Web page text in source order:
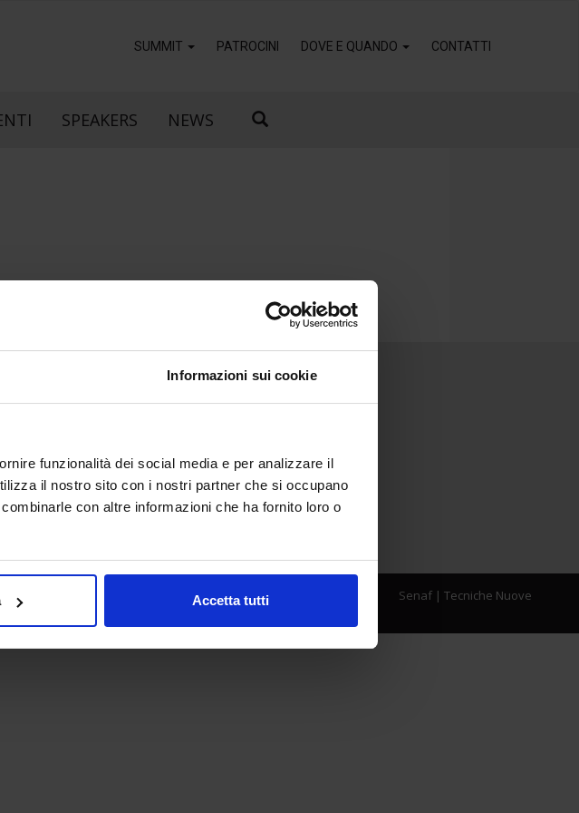
Informazioni sui cookie
funzionalità dei social media e per analizzare il
il nostro sito con i nostri partner che si occupano
con altre informazioni che ha fornito loro o
Accetta tutti
SUMMIT PATROCINI DOVE E QUANDO CONTATTI
SPEAKERS NEWS
Senaf| Tecniche Nuove